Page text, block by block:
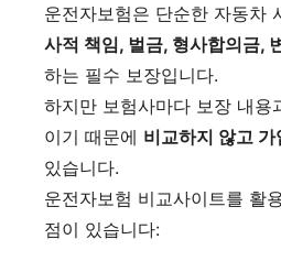
운전자보험은 단순한 자동차
사적 책임, 벌금, 형사합의금,
하는 필수 보장입니다.
하지만 보험사마다 보장 내용
이기 때문에 비교하지 않고
있습니다.
운전자보험 비교사이트를 활
점이 있습니다: